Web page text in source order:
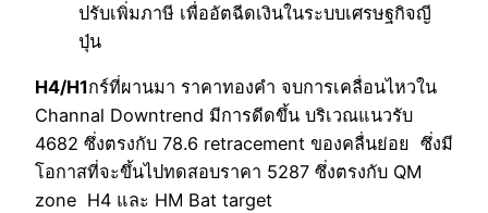
ปรับเพิ่มภาษี เพื่ออัตฉีดเงินในระบบเศรษฐกิจญี
ปุ่น
H4/H1กร์ที่ผานมา ราคาทองคำ จบการเคลื่อนไหวใน
Channal Downtrend มีการดีดขึ้น บริเวณแนวรับ
4682 ซึ่งตรงกับ 78.6 retracement ของคลื่นย่อย ซึ่งมี
โอกาสที่จะขึ้นไปทดสอบราคา 5287 ซึ่งตรงกับ QM
zone H4 และ HM Bat target